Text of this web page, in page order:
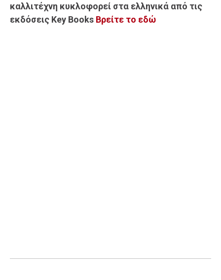
καλλιτέχνη κυκλοφορεί στα ελληνικά από τις
εκδόσεις Key Books Βρείτε το εδώ